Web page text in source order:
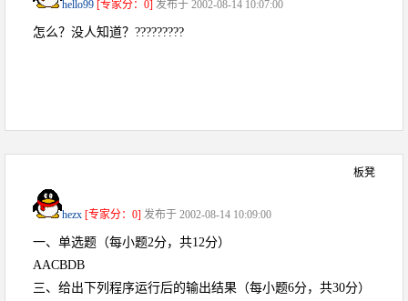
hello99 [专家分：0] 发布于 2002-08-14 10:07:00
怎么？没人知道？?????????
板凳
hezx [专家分：0] 发布于 2002-08-14 10:09:00
一、单选题（每小题2分，共12分）
AACBDB
三、给出下列程序运行后的输出结果（每小题6分，共30分）